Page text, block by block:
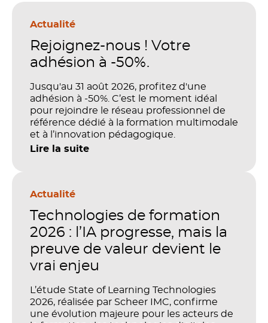
Actualité
Rejoignez-nous ! Votre
adhésion à -50%.
Jusqu'au 31 août 2026, profitez d'une
adhésion à -50%. C’est le moment idéal
pour rejoindre le réseau professionnel de
référence dédié à la formation multimodale
et à l’innovation pédagogique.
Lire la suite
Actualité
Technologies de formation
2026 : l’IA progresse, mais la
preuve de valeur devient le
vrai enjeu
L’étude State of Learning Technologies
2026, réalisée par Scheer IMC, confirme
une évolution majeure pour les acteurs de